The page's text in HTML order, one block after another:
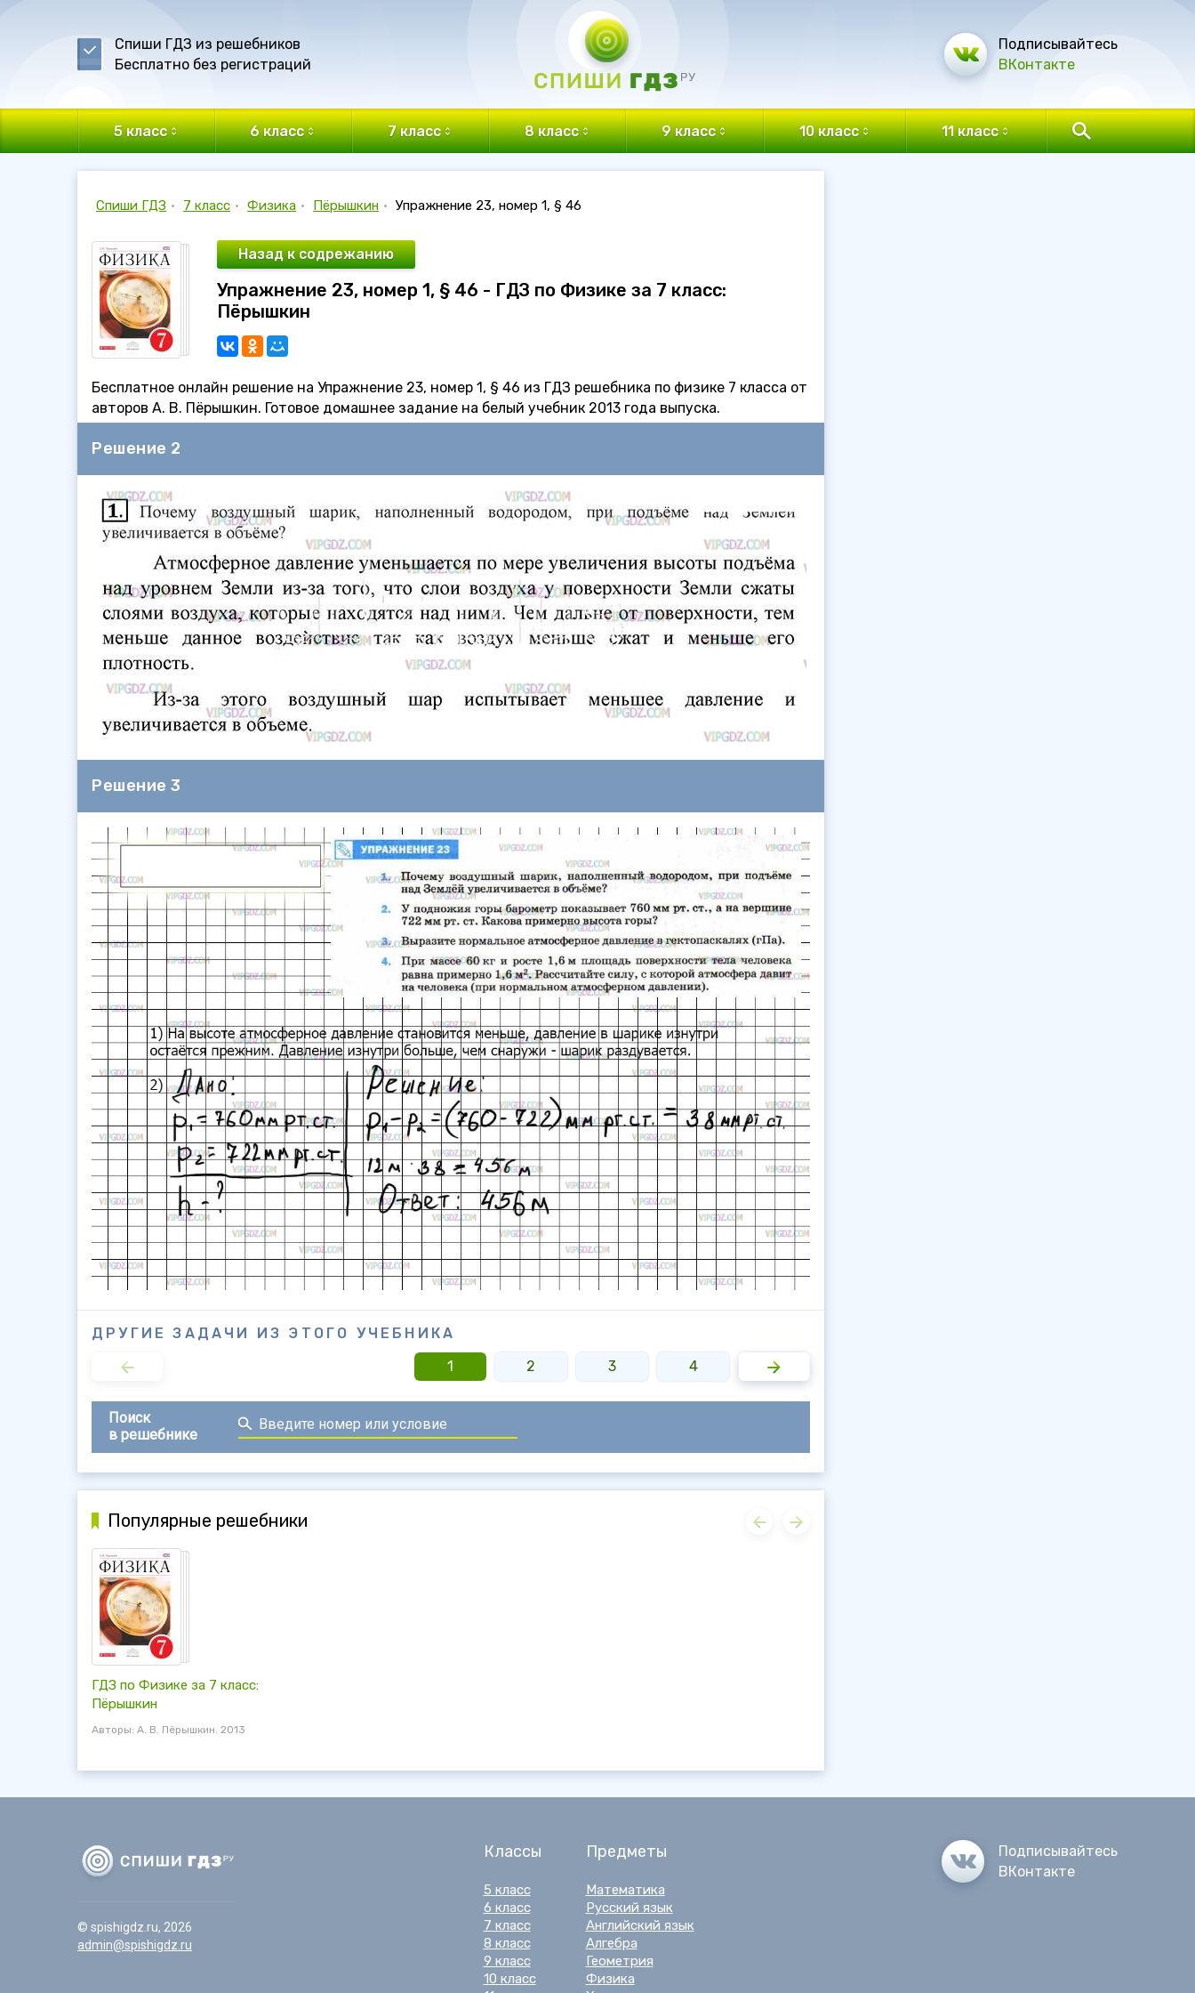
Спиши ГДЗ из решебников
Бесплатно без регистраций
Подписывайтесь
ВКонтакте
5 класс 6 класс 7 класс 8 класс 9 класс 10 класс 11 класс
Спиши ГДЗ • 7 класс • Физика • Пёрышкин • Упражнение 23, номер 1, § 46
Назад к содрежанию
Упражнение 23, номер 1, § 46 - ГДЗ по Физике за 7 класс:
Пёрышкин
Бесплатное онлайн решение на Упражнение 23, номер 1, § 46 из ГДЗ решебника по физике 7 класса от
авторов А. В. Пёрышкин. Готовое домашнее задание на белый учебник 2013 года выпуска.
Решение 2
Решение 3
ДРУГИЕ ЗАДАЧИ ИЗ ЭТОГО УЧЕБНИКА
1
2 3 4
Поиск
в решебнике
Популярные решебники
ГДЗ по Физике за 7 класс:
Пёрышкин
Авторы: А. В. Пёрышкин. 2013
© spishigdz.ru, 2026
admin@spishigdz.ru
Классы
5 класс
6 класс
7 класс
8 класс
9 класс
10 класс
Предметы
Математика
Русский язык
Английский язык
Алгебра
Геометрия
Физика
Подписывайтесь
ВКонтакте